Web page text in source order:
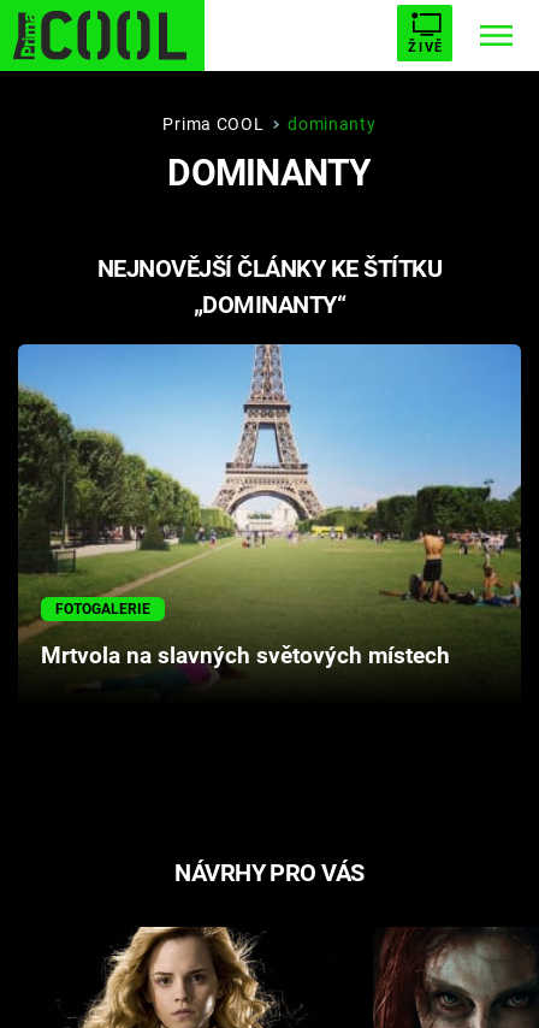
ŽIVĚ
STARHOUSE BUFFY, PŘEMOŽITELKA UPÍRŮ
PLNEJ KOTEL AVENGERS 5
Filmy
Seriály
Hry
Cool Esport
Pořady
TV Program
Prima COOL dominanty
DOMINANTY
NEJNOVĚJŠÍ ČLÁNKY KE ŠTÍTKU
„DOMINANTY“
FOTOGALERIE
Mrtvola na slavných světových místech
NÁVRHY PRO VÁS